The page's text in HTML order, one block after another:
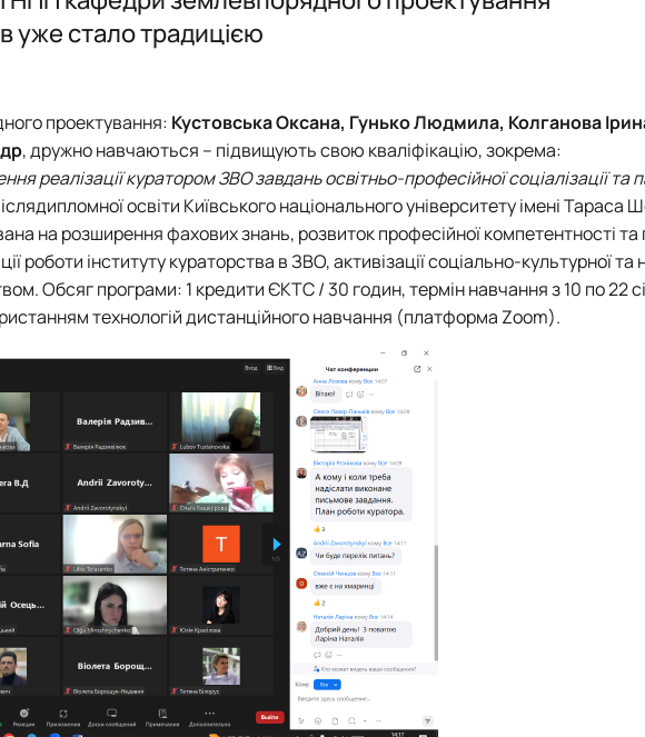
технічне забезпечення)
НПП
уже стало традицією
проектування: Кустовська Оксана, Гунько Людмила, Колганова
, дружно навчаються – підвищують свою кваліфікацію, зокрема:
реалізації куратором ЗВО завдань освітньо-професійної соціалізації та
освіти Київського національного університету імені
на розширення фахових знань, розвиток професійної компетентності
роботи інституту кураторства в ЗВО, активізації соціально-культурної
Обсяг програми: 1 кредити ЄКТС / 30 годин, термін навчання з 10 по 22
технологій дистанційного навчання (платформа Zoom).